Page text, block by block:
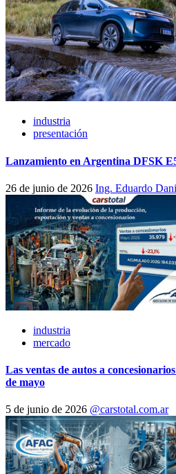
industria
presentación
Lanzamiento en Argentina DFSK
26 de junio de 2026 Ing. Eduardo
industria
mercado
Las ventas de autos a
de mayo
5 de junio de 2026 @carstotal.com.ar